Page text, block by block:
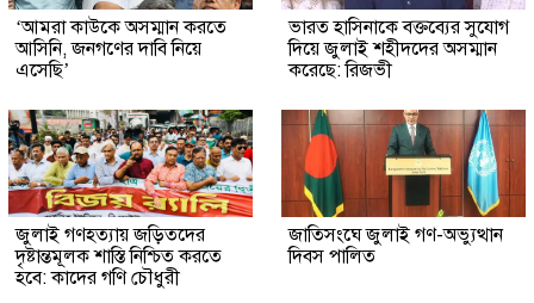
‘আমরা কাউকে অসম্মান করতে
আসিনি, জনগণের দাবি নিয়ে
এসেছি’
ভারত হাসিনাকে বক্তব্যের সুযোগ
দিয়ে জুলাই শহীদদের অসম্মান
করেছে: রিজভী
জুলাই গণহত্যায় জড়িতদের
দৃষ্টান্তমূলক শাস্তি নিশ্চিত করতে
হবে: কাদের গণি চৌধুরী
জাতিসংঘে জুলাই গণ-অভ্যুত্থান
দিবস পালিত